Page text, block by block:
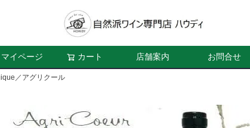
マイページ カート 店舗案内 お問合せ
／アグリクール